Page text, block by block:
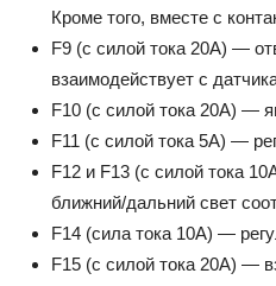
Кроме того, вместе с
F9 (с силой тока 20А) —
взаимодействует с
F10 (с силой тока 20А) —
F11 (с силой тока 5А) —
F12 и F13 (с силой тока
ближний/дальний свет
F14 (сила тока 10А) —
F15 (с силой тока 20А) —